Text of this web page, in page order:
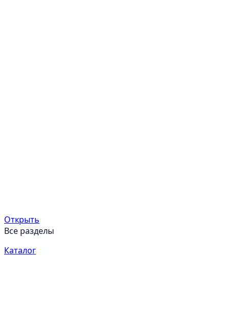
Открыть
Все разделы
Каталог